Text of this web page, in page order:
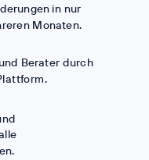
in nur
Monaten.
Berater durch